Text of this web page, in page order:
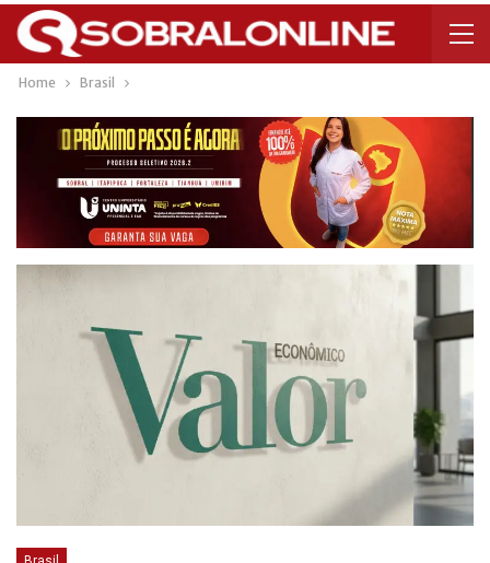
Home Brasil